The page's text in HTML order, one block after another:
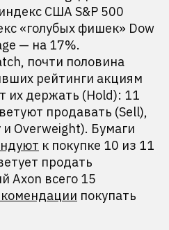
США S&P 500
«голубых фишек» Dow
— на 17%.
почти половина
рейтинги акциям
их держать (Hold): 11
продавать (Sell),
Overweight). Бумаги
к покупке 10 из 11
продать
Axon всего 15
покупать